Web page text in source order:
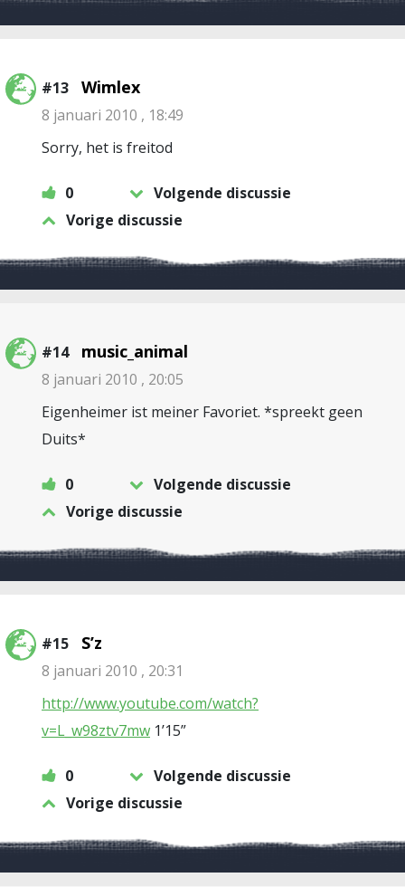
#13 Wimlex
8 januari 2010 , 18:49
Sorry, het is freitod
0
Volgende discussie
Vorige discussie
#14 music_animal
8 januari 2010 , 20:05
Eigenheimer ist meiner Favoriet. *spreekt geen
Duits*
0
Volgende discussie
Vorige discussie
#15 S’z
8 januari 2010 , 20:31
http://www.youtube.com/watch?
v=L_w98ztv7mw 1’15”
0
Volgende discussie
Vorige discussie